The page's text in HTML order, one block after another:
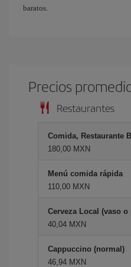
baratos.
Precios
Restaurantes
Comida, Restaurante
180,00 MXN
Menú comida rápida
110,00 MXN
Cerveza Local (vaso
40,04 MXN
Cappuccino (normal)
46,94 MXN